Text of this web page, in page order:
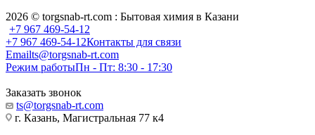
2026 © torgsnab-rt.com : Бытовая химия в Казани
+7 967 469-54-12
+7 967 469-54-12Контакты для связи
Emailts@torgsnab-rt.com
Режим работыПн - Пт: 8:30 - 17:30
Заказать звонок
ts@torgsnab-rt.com
г. Казань, Магистральная 77 к4